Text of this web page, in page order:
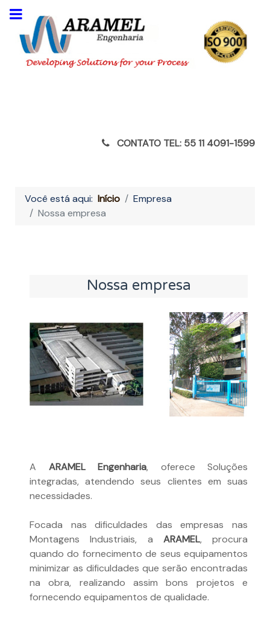
CONTATO TEL: 55 11 4091-1599
Você está aqui: Início
Empresa
Nossa empresa
Nossa empresa
A ARAMEL Engenharia, oferece Soluções
integradas, atendendo seus clientes em suas
necessidades.
Focada nas dificuldades das empresas nas
Montagens Industriais, a ARAMEL, procura
quando do fornecimento de seus equipamentos
minimizar as dificuldades que serão encontradas
na obra, realizando assim bons projetos e
fornecendo equipamentos de qualidade.